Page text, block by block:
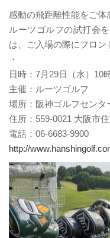
感動の飛距離性能をご体
ルーツゴルフの試打会
は、ご入場の際にフロン
・
日時：7月29日（水）10
主催：ルーツゴルフ
場所：阪神ゴルフセンタ
住所：559-0021 大阪市
電話：06-6683-9900
http://